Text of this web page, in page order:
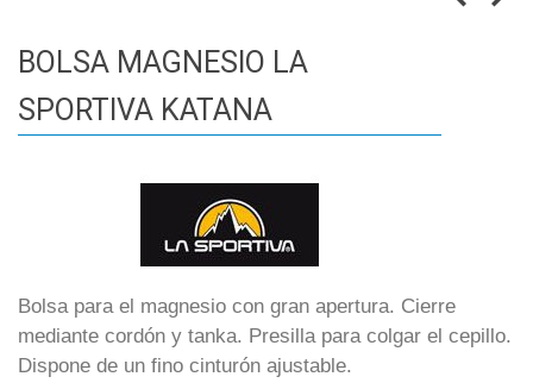
BOLSA MAGNESIO LA
SPORTIVA KATANA
Bolsa para el magnesio con gran apertura. Cierre
mediante cordón y tanka. Presilla para colgar el cepillo.
Dispone de un fino cinturón ajustable.